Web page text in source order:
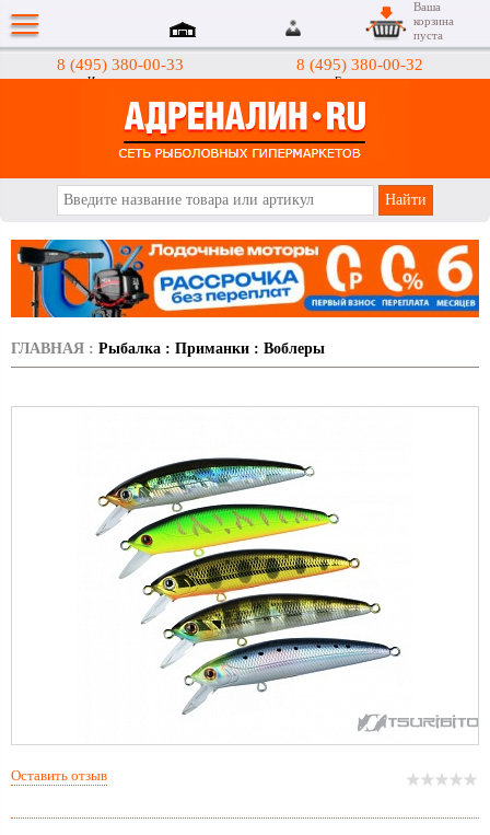
8 (495) 380-00-33
Интернет-магазин
8 (495) 380-00-32
Гипермаркеты
Ваша
корзина
пуста
ГЛАВНАЯ : Рыбалка : Приманки : Воблеры
Оставить отзыв